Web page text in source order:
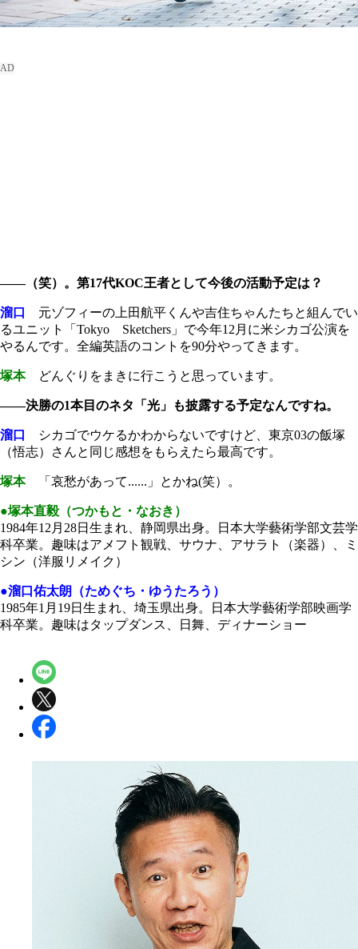
――（笑）。第17代KOC王者として今後の活動予定は？
溜口
元ゾフィーの上田航平くんや吉住ちゃんたちと組んでい
るユニット「Tokyo Sketchers」で今年12月に米シカゴ公演を
やるんです。全編英語のコントを90分やってきます。
塚本どんぐりをまきに行こうと思っています。
――決勝の1本目のネタ「光」も披露する予定なんですね。
溜口
シカゴでウケるかわからないですけど、東京03の飯塚
（悟志）さんと同じ感想をもらえたら最高です。
塚本「哀愁があって......」とかね(笑）。
●塚本直毅（つかもと・なおき）
1984年12月28日生まれ、静岡県出身。日本大学藝術学部文芸学
科卒業。趣味はアメフト観戦、サウナ、アサラト（楽器）、ミ
シン（洋服リメイク）
●溜口佑太朗（ためぐち・ゆうたろう）
1985年1月19日生まれ、埼玉県出身。日本大学藝術学部映画学
科卒業。趣味はタップダンス、日舞、ディナーショー